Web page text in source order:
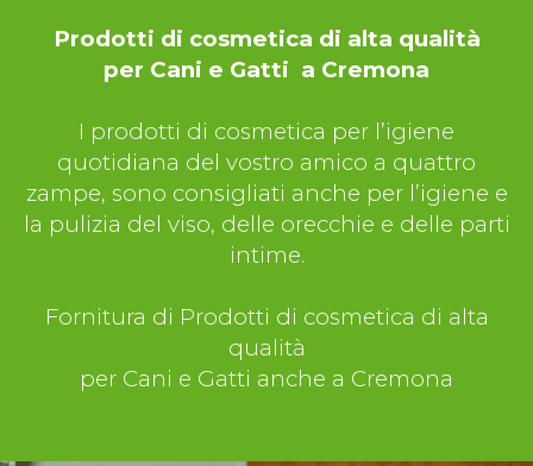
Prodotti di cosmetica di alta qualità
per Cani e Gatti a Cremona
I prodotti di cosmetica per l’igiene
quotidiana del vostro amico a quattro
zampe, sono consigliati anche per l’igiene e
la pulizia del viso, delle orecchie e delle parti
intime.
Fornitura di Prodotti di cosmetica di alta
qualità
per Cani e Gatti anche a Cremona